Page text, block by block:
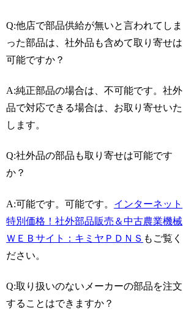
Q:他店で部品供給が無いと言われてしま
った部品は、社外品も含めて取り寄せは
可能ですか？
A:純正部品の場合は、不可能です。社外
品で対応できる場合は、お取り寄せいた
します。
Q:社外品の部品も取り寄せは可能です
か？
A:可能です。可能です。 インターネット
特別価格！社外部品販売＆中古農業機械
ＷＥＢサイト：キミヤＰＤＮＳ もご覧く
ださい。
Q:取り扱いのないメーカーの部品を注文
することはできますか？